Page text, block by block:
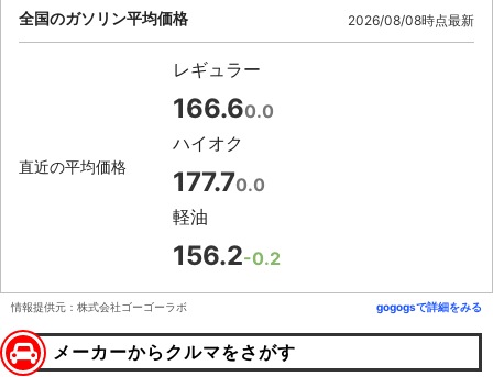
全国のガソリン平均価格 2026/08/08時点最新
直近の平均価格
レギュラー
166.60.0
ハイオク
177.70.0
軽油
156.2-0.2
情報提供元：株式会社ゴーゴーラボ gogogsで詳細をみる
メーカーからクルマをさがす